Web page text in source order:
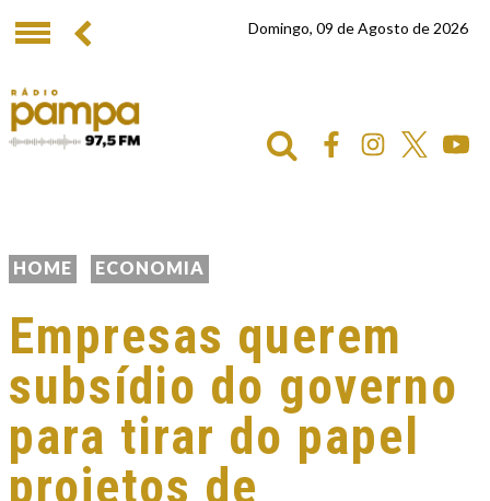
Domingo, 09 de Agosto de 2026
HOME ECONOMIA
Empresas querem
subsídio do governo
para tirar do papel
projetos de